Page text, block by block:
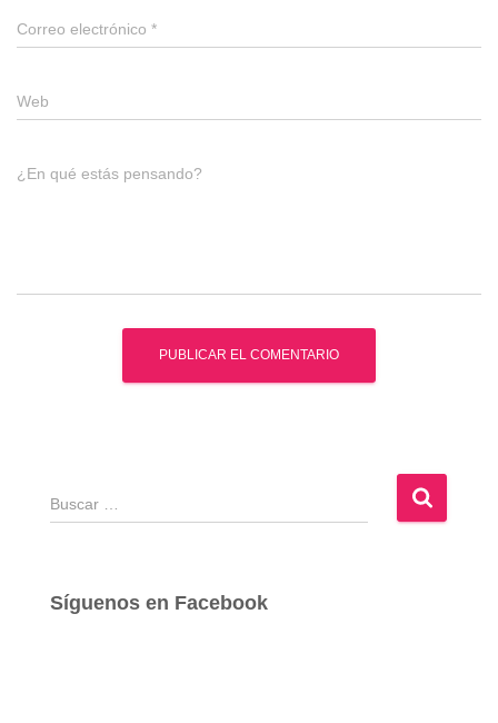
Correo electrónico *
Web
¿En qué estás pensando?
B
u
a
Síguenos en Facebook